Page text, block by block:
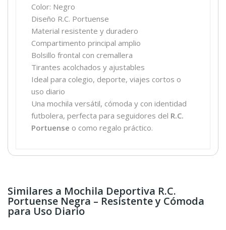
Color: Negro
Diseño R.C. Portuense
Material resistente y duradero
Compartimento principal amplio
Bolsillo frontal con cremallera
Tirantes acolchados y ajustables
Ideal para colegio, deporte, viajes cortos o
uso diario
Una mochila versátil, cómoda y con identidad
futbolera, perfecta para seguidores del R.C.
Portuense o como regalo práctico.
Similares a Mochila Deportiva R.C.
Portuense Negra – Resistente y Cómoda
para Uso Diario